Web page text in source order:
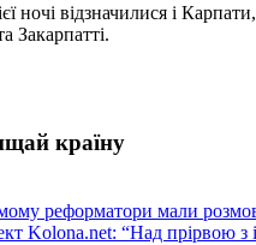
ночі відзначилися і
Закарпатті.
країну
реформатори мали
Kolona.net: “Над прірвою з